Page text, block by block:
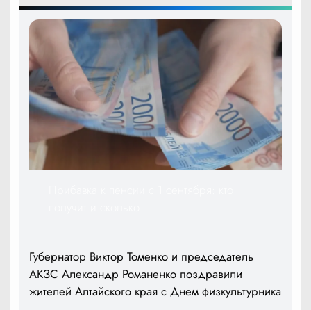
Губернатор Виктор Томенко и председатель
АКЗС Александр Романенко поздравили
жителей Алтайского края с Днем физкультурника